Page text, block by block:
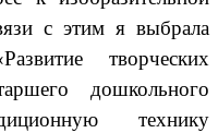
с этим я выбрала
творческих
дошкольного
технику